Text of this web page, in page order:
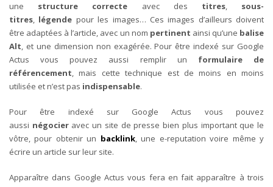
une structure correcte avec des titres, sous-
titres, légende pour les images… Ces images d’ailleurs doivent
être adaptées à l’article, avec un nom pertinent ainsi qu’une balise
Alt, et une dimension non exagérée. Pour être indexé sur Google
Actus vous pouvez aussi remplir un formulaire de
référencement, mais cette technique est de moins en moins
utilisée et n’est pas indispensable.
Pour être indexé sur Google Actus vous pouvez
aussi négocier avec un site de presse bien plus important que le
vôtre, pour obtenir un backlink, une e-reputation voire même y
écrire un article sur leur site.
Apparaître dans Google Actus vous fera en fait apparaître à trois